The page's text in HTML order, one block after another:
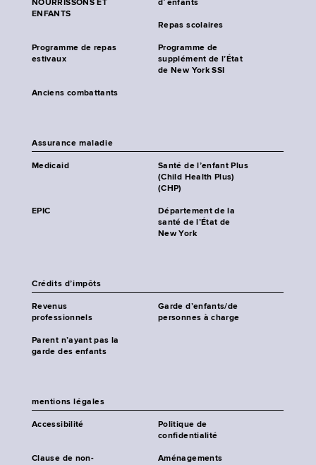
NOURRISSONS ET
ENFANTS
d׳enfants
Repas scolaires
Programme de repas
estivaux
Programme de
supplément de l’État
de New York SSI
Anciens combattants
Assurance maladie
Medicaid
Santé de l’enfant Plus
(Child Health Plus)
(CHP)
EPIC
Département de la
santé de l’État de
New York
Crédits d’impôts
Revenus
professionnels
Garde d’enfants/de
personnes à charge
Parent n’ayant pas la
garde des enfants
mentions légales
Accessibilité
Politique de
confidentialité
Clause de non-
Aménagements